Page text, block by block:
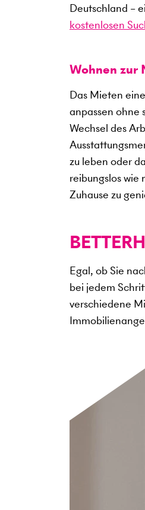
Deutschland –
kostenlosen
Wohnen
Das Mieten
anpassen ohne
Wechsel des
zu leben oder
reibungslos wie
Zuhause zu
Egal, ob Sie
bei jedem
verschiedene